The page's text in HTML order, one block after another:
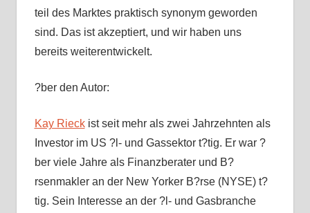
teil des Marktes praktisch synonym geworden
sind. Das ist akzeptiert, und wir haben uns
bereits weiterentwickelt.
?ber den Autor:
Kay Rieckist seit mehr als zwei Jahrzehnten als
Investor im US ?l- und Gassektor t?tig. Er war ?
ber viele Jahre als Finanzberater und B?
rsenmakler an der New Yorker B?rse (NYSE) t?
tig. Sein Interesse an der ?l- und Gasbranche